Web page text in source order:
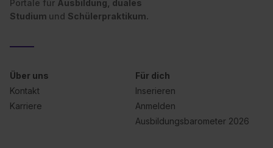
Portale für Ausbildung, duales
Studium und Schülerpraktikum.
Über uns
Kontakt
Karriere
Für dich
Inserieren
Anmelden
Ausbildungsbarometer 2026